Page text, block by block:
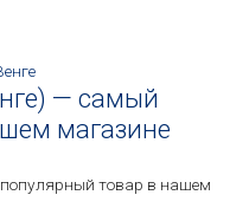
— самый
магазине
товар в нашем